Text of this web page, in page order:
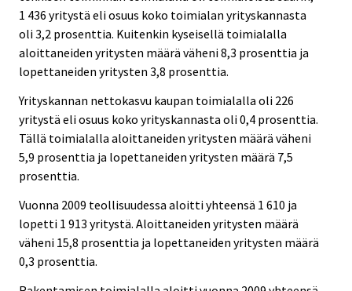
1 436 yritystä eli osuus koko toimialan yrityskannasta
oli 3,2 prosenttia. Kuitenkin kyseisellä toimialalla
aloittaneiden yritysten määrä väheni 8,3 prosenttia ja
lopettaneiden yritysten 3,8 prosenttia.
Yrityskannan nettokasvu kaupan toimialalla oli 226
yritystä eli osuus koko yrityskannasta oli 0,4 prosenttia.
Tällä toimialalla aloittaneiden yritysten määrä väheni
5,9 prosenttia ja lopettaneiden yritysten määrä 7,5
prosenttia.
Vuonna 2009 teollisuudessa aloitti yhteensä 1 610 ja
lopetti 1 913 yritystä. Aloittaneiden yritysten määrä
väheni 15,8 prosenttia ja lopettaneiden yritysten määrä
0,3 prosenttia.